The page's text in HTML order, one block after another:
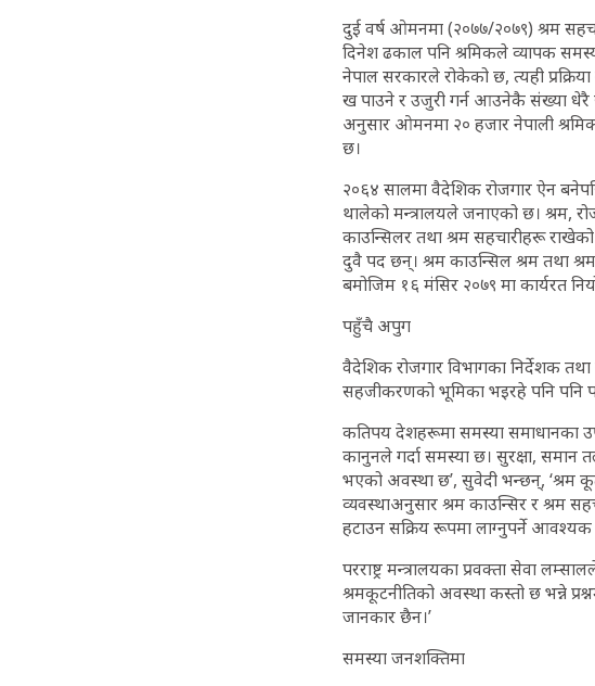
दुई वर्ष ओमनमा (२०७७/२०७९) श्रम
दिनेश ढकाल पनि श्रमिकले व्यापक
नेपाल सरकारले रोकेको छ, त्यही
ख पाउने र उजुरी गर्न आउनेकै संख्या धेरै
अनुसार ओमनमा २० हजार नेपाली
छ।
२०६४ सालमा वैदेशिक रोजगार ऐन
थालेको मन्त्रालयले जनाएको छ। श्रम,
काउन्सिलर तथा श्रम सहचारीहरू
दुवै पद छन्। श्रम काउन्सिल श्रम तथा
बमोजिम १६ मंसिर २०७९ मा कार्यरत
पहुँचै अपुग
वैदेशिक रोजगार विभागका निर्देशक
सहजीकरणको भूमिका भइरहे पनि पनि
कतिपय देशहरूमा समस्या समाधानका
कानुनले गर्दा समस्या छ। सुरक्षा, समान
भएको अवस्था छ’, सुवेदी भन्छन्, ‘श्रम
व्यवस्थाअनुसार श्रम काउन्सिर र श्रम
हटाउन सक्रिय रूपमा लाग्नुपर्ने
परराष्ट्र मन्त्रालयका प्रवक्ता सेवा
श्रमकूटनीतिको अवस्था कस्तो छ भन्ने
जानकार छैन।’
समस्या जनशक्तिमा